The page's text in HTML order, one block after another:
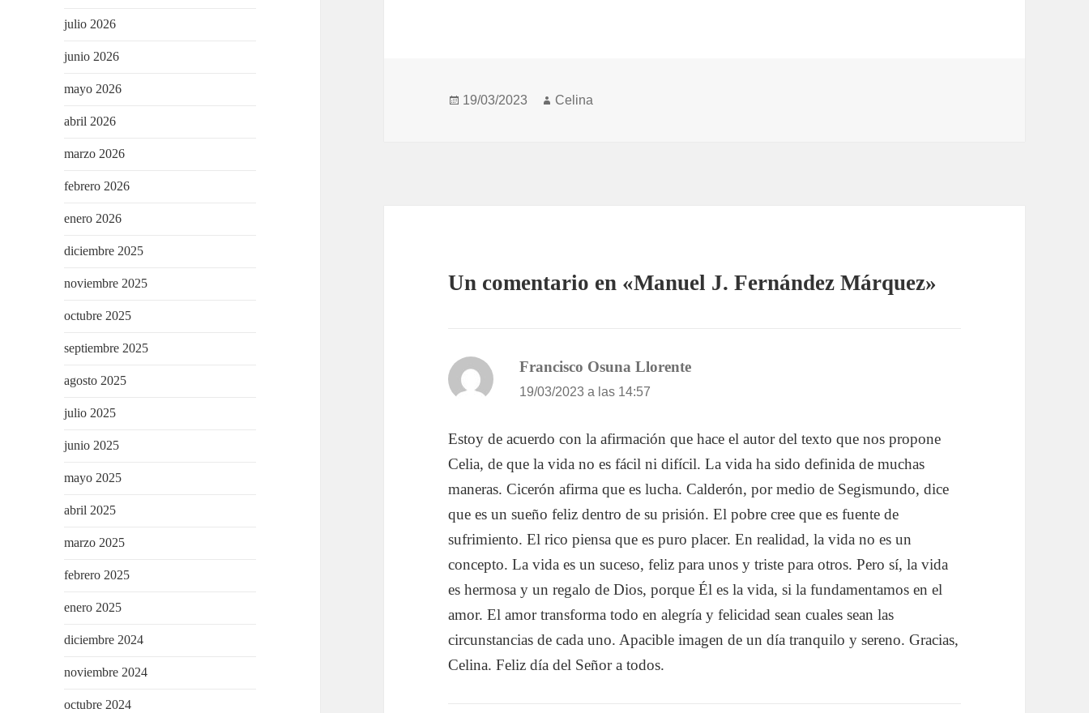
julio 2026
junio 2026
mayo 2026
abril 2026
marzo 2026
febrero 2026
enero 2026
diciembre 2025
noviembre 2025
octubre 2025
septiembre 2025
agosto 2025
julio 2025
junio 2025
mayo 2025
abril 2025
marzo 2025
febrero 2025
enero 2025
diciembre 2024
noviembre 2024
octubre 2024
Publicado
19/03/2023 Autor
Celina
Un comentario en «Manuel J. Fernández Márquez»
Francisco Osuna Llorente
19/03/2023 a las 14:57
Estoy de acuerdo con la afirmación que hace el autor del texto que nos propone
Celia, de que la vida no es fácil ni difícil. La vida ha sido definida de muchas
maneras. Cicerón afirma que es lucha. Calderón, por medio de Segismundo, dice
que es un sueño feliz dentro de su prisión. El pobre cree que es fuente de
sufrimiento. El rico piensa que es puro placer. En realidad, la vida no es un
concepto. La vida es un suceso, feliz para unos y triste para otros. Pero sí, la vida
es hermosa y un regalo de Dios, porque Él es la vida, si la fundamentamos en el
amor. El amor transforma todo en alegría y felicidad sean cuales sean las
circunstancias de cada uno. Apacible imagen de un día tranquilo y sereno. Gracias,
Celina. Feliz día del Señor a todos.